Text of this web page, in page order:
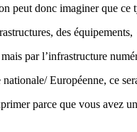
peut donc imaginer que ce
des
par l’infrastructure
Européenne, ce
parce que vous avez